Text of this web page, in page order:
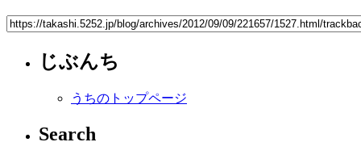
じぶんち
うちのトップページ
Search